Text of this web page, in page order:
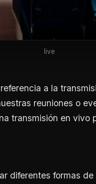
live
a la
reuniones o
transmisión en vivo
diferentes formas